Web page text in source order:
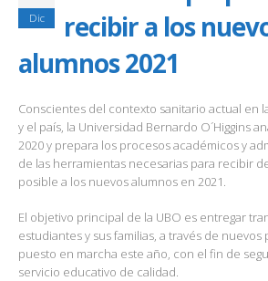
Dic
recibir a los
alumnos 2021
Conscientes del contexto sanitario actual en
y el país, la Universidad Bernardo O´Higgins
2020 y prepara los procesos académicos y
de las herramientas necesarias para recibir
posible a los nuevos alumnos en 2021.
El objetivo principal de la UBO es entregar
estudiantes y sus familias, a través de
puesto en marcha este año, con el fin de
servicio educativo de calidad.